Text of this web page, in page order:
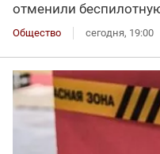
отменили
Общество сегодня, 19:00